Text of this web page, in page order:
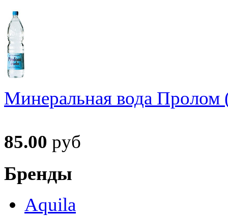
Минеральная вода Пролом
85.00 руб
Бренды
Aquila